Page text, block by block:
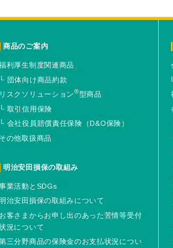
商品のご案内
利厚生制度関連商品
団体向け商品約款
リスクソリューション®型商品
取引信用保険
会社役員賠償責任保険（D&O保険）
その他取扱商品
明治安田損保の取組み
業活動とSDGs
明治安田損保の取組みについて
お客さまからお申し出のあった苦情等受付
況について
三分野商品の保険金のお支払状況につい